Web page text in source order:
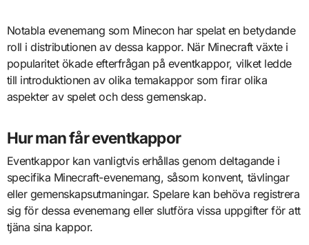
Notabla evenemang som Minecon har spelat en betydande
roll i distributionen av dessa kappor. När Minecraft växte i
popularitet ökade efterfrågan på eventkappor, vilket ledde
till introduktionen av olika temakappor som firar olika
aspekter av spelet och dess gemenskap.
Hur man får eventkappor
Eventkappor kan vanligtvis erhållas genom deltagande i
specifika Minecraft-evenemang, såsom konvent, tävlingar
eller gemenskapsutmaningar. Spelare kan behöva registrera
sig för dessa evenemang eller slutföra vissa uppgifter för att
tjäna sina kappor.